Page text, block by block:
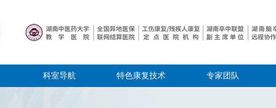
科室导航 特色康复技术 专家团队